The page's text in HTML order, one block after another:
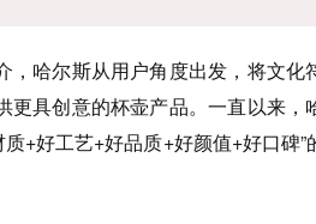
哈尔斯从用户角度出发，将文化
具创意的杯壶产品。一直以来，
+好工艺+好品质+好颜值+好口碑”